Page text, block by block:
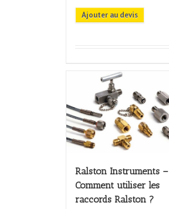
Ajouter au devis
Ralston Instruments –
Comment utiliser les
raccords Ralston ?